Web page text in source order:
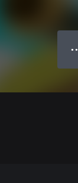
●